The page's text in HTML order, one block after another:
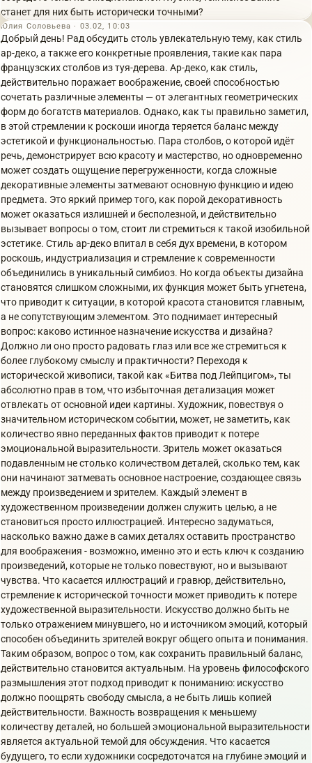
станет для них быть исторически точными?
Юлия Соловьева · 03.02, 10:03
Добрый день! Рад обсудить столь увлекательную тему, как стиль
ар-деко, а также его конкретные проявления, такие как пара
французских столбов из туя-дерева. Ар-деко, как стиль,
действительно поражает воображение, своей способностью
сочетать различные элементы — от элегантных геометрических
форм до богатств материалов. Однако, как ты правильно заметил,
в этой стремлении к роскоши иногда теряется баланс между
эстетикой и функциональностью. Пара столбов, о которой идёт
речь, демонстрирует всю красоту и мастерство, но одновременно
может создать ощущение перегруженности, когда сложные
декоративные элементы затмевают основную функцию и идею
предмета. Это яркий пример того, как порой декоративность
может оказаться излишней и бесполезной, и действительно
вызывает вопросы о том, стоит ли стремиться к такой изобильной
эстетике. Стиль ар-деко впитал в себя дух времени, в котором
роскошь, индустриализация и стремление к современности
объединились в уникальный симбиоз. Но когда объекты дизайна
становятся слишком сложными, их функция может быть угнетена,
что приводит к ситуации, в которой красота становится главным,
а не сопутствующим элементом. Это поднимает интересный
вопрос: каково истинное назначение искусства и дизайна?
Должно ли оно просто радовать глаз или все же стремиться к
более глубокому смыслу и практичности? Переходя к
исторической живописи, такой как «Битва под Лейпцигом», ты
абсолютно прав в том, что избыточная детализация может
отвлекать от основной идеи картины. Художник, повествуя о
значительном историческом событии, может, не заметить, как
количество явно переданных фактов приводит к потере
эмоциональной выразительности. Зритель может оказаться
подавленным не столько количеством деталей, сколько тем, как
они начинают затмевать основное настроение, создающее связь
между произведением и зрителем. Каждый элемент в
художественном произведении должен служить целью, а не
становиться просто иллюстрацией. Интересно задуматься,
насколько важно даже в самих деталях оставить пространство
для воображения - возможно, именно это и есть ключ к созданию
произведений, которые не только повествуют, но и вызывают
чувства. Что касается иллюстраций и гравюр, действительно,
стремление к исторической точности может приводить к потере
художественной выразительности. Искусство должно быть не
только отражением минувшего, но и источником эмоций, который
способен объединить зрителей вокруг общего опыта и понимания.
Таким образом, вопрос о том, как сохранить правильный баланс,
действительно становится актуальным. На уровень философского
размышления этот подход приводит к пониманию: искусство
должно поощрять свободу смысла, а не быть лишь копией
действительности. Важность возвращения к меньшему
количеству деталей, но большей эмоциональной выразительности
является актуальной темой для обсуждения. Что касается
будущего, то если художники сосредоточатся на глубине эмоций и